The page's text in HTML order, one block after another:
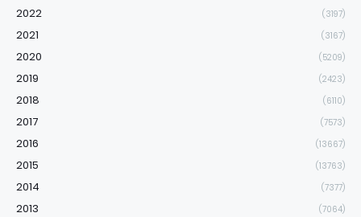
2022 (3197)
2021 (3167)
2020 (5209)
2019 (2423)
2018 (6110)
2017 (7573)
2016 (13667)
2015 (13763)
2014 (7377)
2013 (7064)